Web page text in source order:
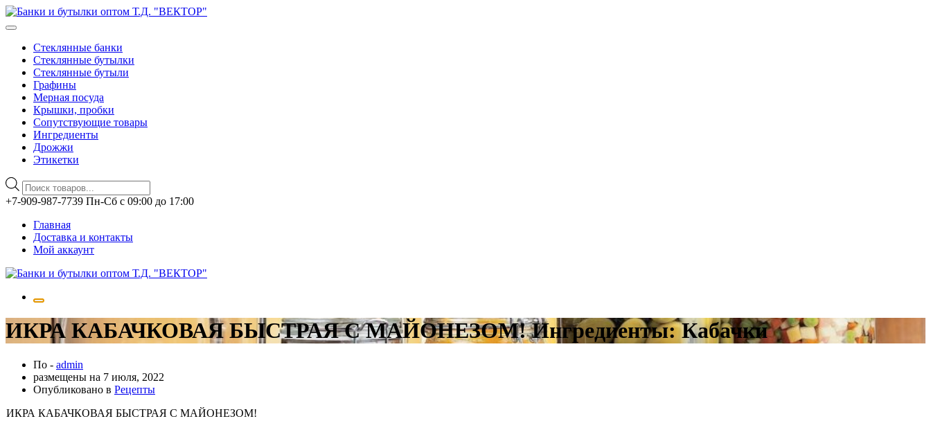
Стеклянные банки
Стеклянные бутылки
Стеклянные бутыли
Графины
Мерная посуда
Крышки, пробки
Сопутствующие товары
Ингредиенты
Дрожжи
Этикетки
Поиск
товаров
Перейти
содержимому
+7-909-987-7739 Пн-Сб с 09:00 до 17:00
Главная
Доставка и контакты
Мой аккаунт
ИКРА КАБАЧКОВАЯ БЫСТРАЯ С МАЙОНЕЗОМ! Ингредиенты: Кабачки
По - admin
размещены на 7 июля, 2022
Опубликовано в Рецепты
ИКРА КАБАЧКОВАЯ БЫСТРАЯ С МАЙОНЕЗОМ!